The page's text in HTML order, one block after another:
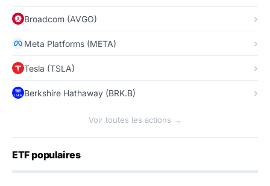
Broadcom (AVGO)
Meta Platforms (META)
Tesla (TSLA)
Berkshire Hathaway (BRK.B)
Voir toutes les actions →
ETF populaires